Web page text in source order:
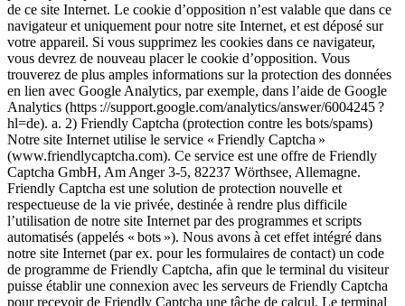
de ce site Internet. Le cookie d’opposition n’est valable que dans ce
navigateur et uniquement pour notre site Internet, et est déposé sur
votre appareil. Si vous supprimez les cookies dans ce navigateur,
vous devrez de nouveau placer le cookie d’opposition. Vous
trouverez de plus amples informations sur la protection des données
en lien avec Google Analytics, par exemple, dans l’aide de Google
Analytics (https ://support.google.com/analytics/answer/6004245 ?
hl=de). a. 2) Friendly Captcha (protection contre les bots/spams)
Notre site Internet utilise le service « Friendly Captcha »
(www.friendlycaptcha.com). Ce service est une offre de Friendly
Captcha GmbH, Am Anger 3-5, 82237 Wörthsee, Allemagne.
Friendly Captcha est une solution de protection nouvelle et
respectueuse de la vie privée, destinée à rendre plus difficile
l’utilisation de notre site Internet par des programmes et scripts
automatisés (appelés « bots »). Nous avons à cet effet intégré dans
notre site Internet (par ex. pour les formulaires de contact) un code
de programme de Friendly Captcha, afin que le terminal du visiteur
puisse établir une connexion avec les serveurs de Friendly Captcha
pour recevoir de Friendly Captcha une tâche de calcul. Le terminal